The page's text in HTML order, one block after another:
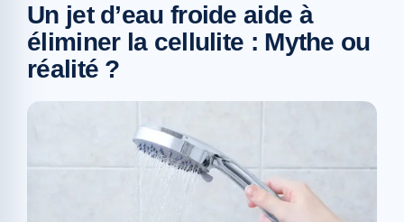
Un jet d’eau froide aide à
éliminer la cellulite : Mythe ou
réalité ?